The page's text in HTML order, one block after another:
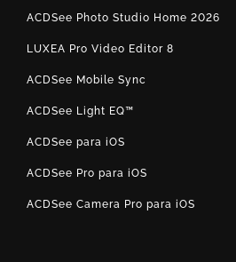
ACDSee Photo Studio Home 2026
LUXEA Pro Video Editor 8
ACDSee Mobile Sync
ACDSee Light EQ™
ACDSee para iOS
ACDSee Pro para iOS
ACDSee Camera Pro para iOS